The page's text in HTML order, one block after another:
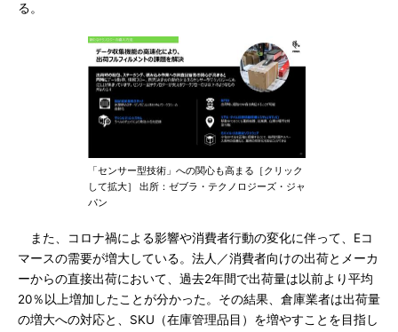
る。
「センサー型技術」への関心も高まる［クリック
して拡大］ 出所：ゼブラ・テクノロジーズ・ジャ
パン
また、コロナ禍による影響や消費者行動の変化に伴って、Eコ
マースの需要が増大している。法人／消費者向けの出荷とメーカ
ーからの直接出荷において、過去2年間で出荷量は以前より平均
20％以上増加したことが分かった。その結果、倉庫業者は出荷量
の増大への対応と、SKU（在庫管理品目）を増やすことを目指し